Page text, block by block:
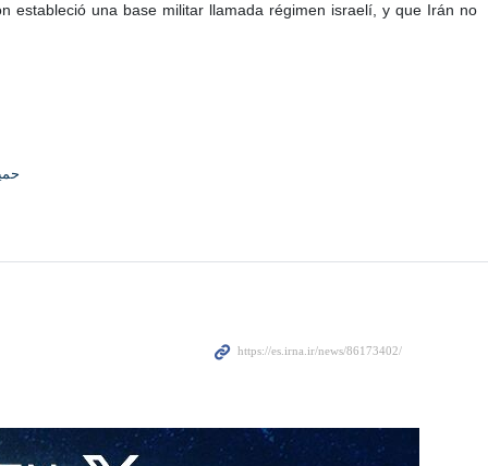
estableció una base militar llamada régimen israelí, y que Irán no